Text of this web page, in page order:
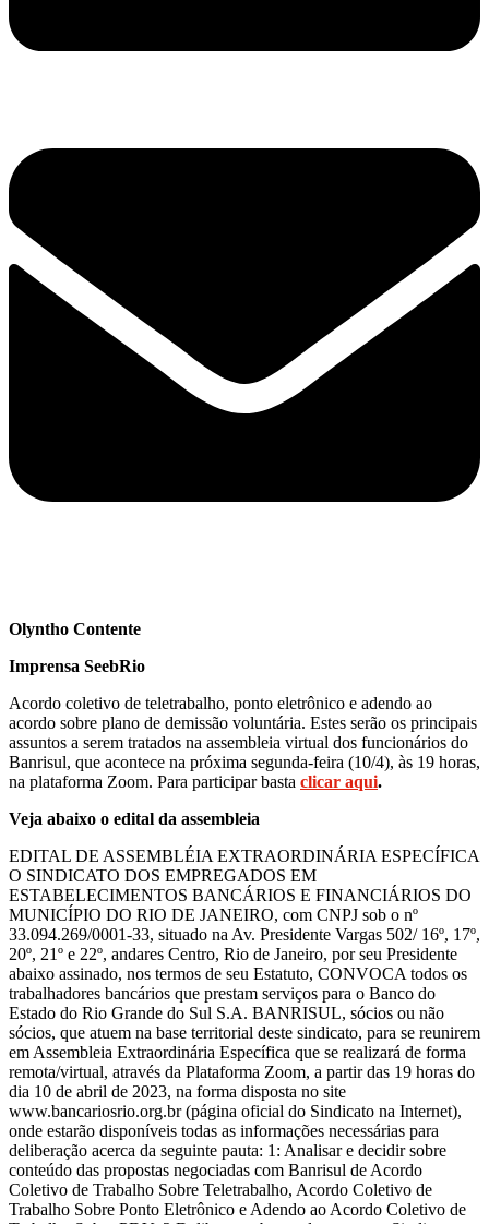
Olyntho Contente
Imprensa SeebRio
Acordo coletivo de teletrabalho, ponto eletrônico e adendo ao
acordo sobre plano de demissão voluntária. Estes serão os principais
assuntos a serem tratados na assembleia virtual dos funcionários do
Banrisul, que acontece na próxima segunda-feira (10/4), às 19 horas,
na plataforma Zoom. Para participar basta clicar aqui.
Veja abaixo o edital da assembleia
EDITAL DE ASSEMBLÉIA EXTRAORDINÁRIA ESPECÍFICA
O SINDICATO DOS EMPREGADOS EM
ESTABELECIMENTOS BANCÁRIOS E FINANCIÁRIOS DO
MUNICÍPIO DO RIO DE JANEIRO, com CNPJ sob o nº
33.094.269/0001-33, situado na Av. Presidente Vargas 502/ 16º, 17º,
20º, 21º e 22º, andares Centro, Rio de Janeiro, por seu Presidente
abaixo assinado, nos termos de seu Estatuto, CONVOCA todos os
trabalhadores bancários que prestam serviços para o Banco do
Estado do Rio Grande do Sul S.A. BANRISUL, sócios ou não
sócios, que atuem na base territorial deste sindicato, para se reunirem
em Assembleia Extraordinária Específica que se realizará de forma
remota/virtual, através da Plataforma Zoom, a partir das 19 horas do
dia 10 de abril de 2023, na forma disposta no site
www.bancariosrio.org.br (página oficial do Sindicato na Internet),
onde estarão disponíveis todas as informações necessárias para
deliberação acerca da seguinte pauta: 1: Analisar e decidir sobre
conteúdo das propostas negociadas com Banrisul de Acordo
Coletivo de Trabalho Sobre Teletrabalho, Acordo Coletivo de
Trabalho Sobre Ponto Eletrônico e Adendo ao Acordo Coletivo de